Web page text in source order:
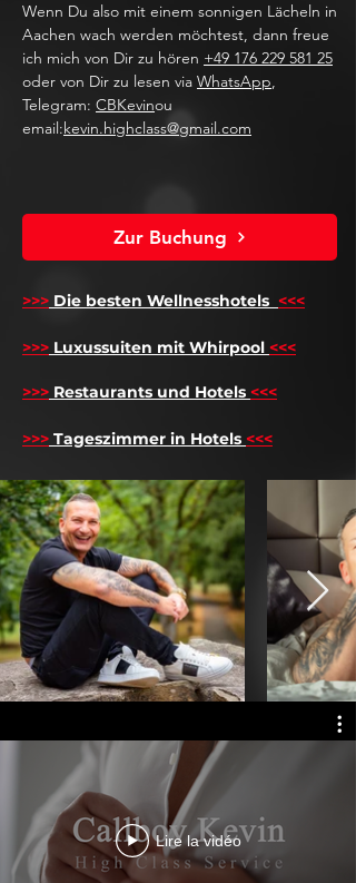
Wenn Du also mit einem sonnigen Lächeln in
Aachen wach werden möchtest, dann freue
ich mich von Dir zu hören +49 176 229 581 25
oder von Dir zu lesen via WhatsApp,
Telegram: CBKevinou
email:kevin.highclass@gmail.com
Zur Buchung
>>> Die besten Wellnesshotels <<<
>>> Luxussuiten mit Whirpool <<<
>>> Restaurants und Hotels <<<
>>> Tageszimmer in Hotels <<<
Lire la vidéo